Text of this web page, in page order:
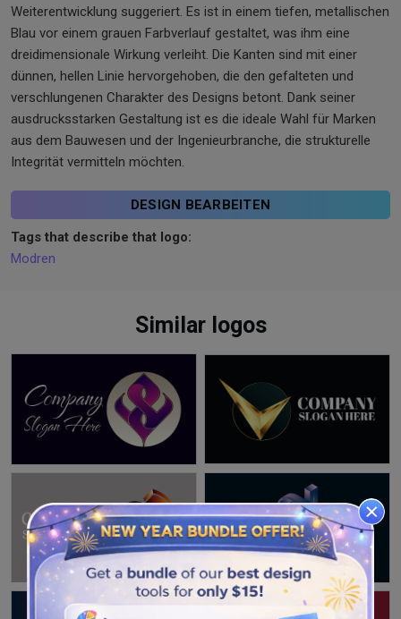
Weiterentwicklung suggeriert. Es ist in einem tiefen, metallischen
Blau vor einem grauen Farbverlauf gestaltet, was ihm eine
dreidimensionale Wirkung verleiht. Die Kanten sind mit einer
dünnen, hellen Linie hervorgehoben, die den gefalteten und
verschlungenen Charakter des Designs betont. Dank seiner
ausdrucksstarken Gestaltung ist es die ideale Wahl für Marken
aus dem Bauwesen und der Ingenieurbranche, die strukturelle
Integrität vermitteln möchten.
DESIGN BEARBEITEN
Tags that describe that logo:
Modren
Similar logos